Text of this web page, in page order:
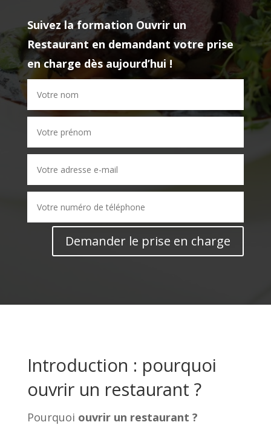
Suivez la formation Ouvrir un
Restauranten demandant votre prise
en charge dès aujourd’hui !
Demander le prise en charge
Introduction : pourquoi
ouvrir un restaurant ?
Pourquoi ouvrir un restaurant ?